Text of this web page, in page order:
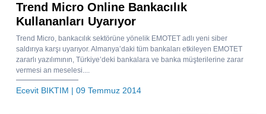
Trend Micro Online Bankacılık
Kullananları Uyarıyor
Trend Micro, bankacılık sektörüne yönelik EMOTET adlı yeni siber
saldırıya karşı uyarıyor. Almanya’daki tüm bankaları etkileyen EMOTET
zararlı yazılımının, Türkiye’deki bankalara ve banka müşterilerine zarar
vermesi an meselesi....
Ecevit BIKTIM | 09 Temmuz 2014